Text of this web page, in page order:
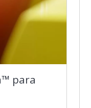
para